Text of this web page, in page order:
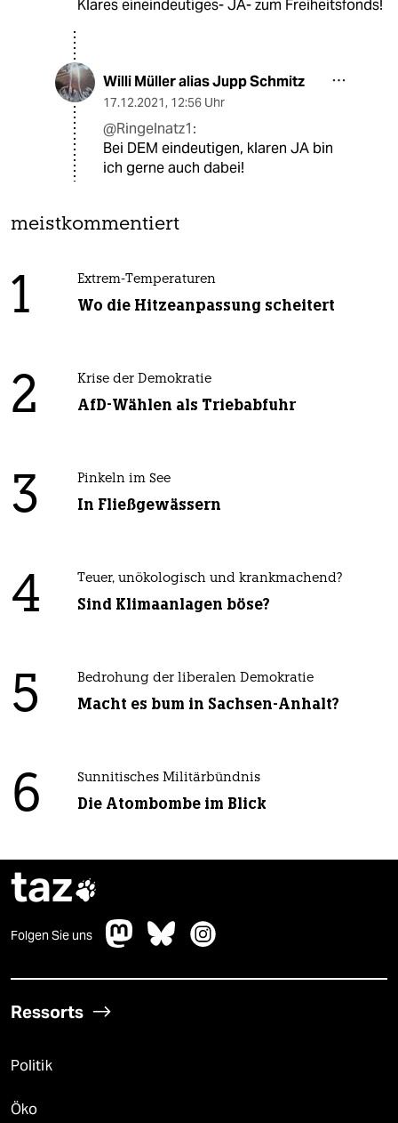
Klares eineindeutiges- JA- zum Freiheitsfonds!
Willi Müller alias Jupp Schmitz
17.12.2021, 12:56 Uhr
@Ringelnatz1:
Bei DEM eindeutigen, klaren JA bin
ich gerne auch dabei!
meistkommentiert
1 Extrem-Temperaturen
Wo die Hitzeanpassung scheitert
2 Krise der Demokratie
AfD-Wählen als Triebabfuhr
3 Pinkeln im See
In Fließgewässern
4 Teuer, unökologisch und krankmachend?
Sind Klimaanlagen böse?
5 Bedrohung der liberalen Demokratie
Macht es bum in Sachsen-Anhalt?
6 Sunnitisches Militärbündnis
Die Atombombe im Blick
taz
Folgen Sie uns
Ressorts
Politik
Öko